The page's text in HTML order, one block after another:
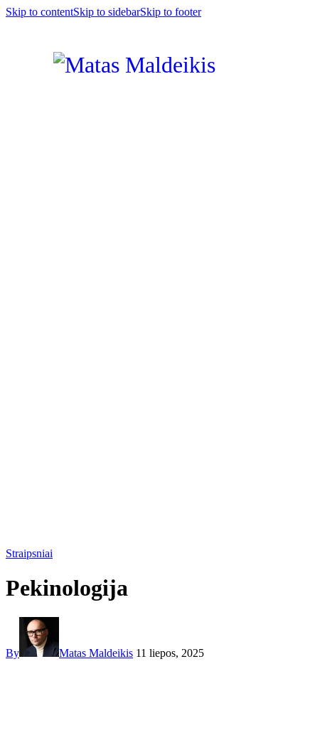
Skip to contentSkip to sidebarSkip to footer
Straipsniai
Pekinologija
By Matas Maldeikis 11 liepos, 2025